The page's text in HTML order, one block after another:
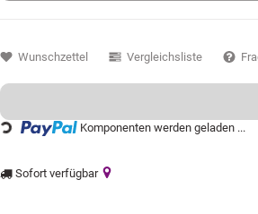
Loading... Komponenten werden geladen ...
Sofort verfügbar
Wunschzettel Vergleichsliste